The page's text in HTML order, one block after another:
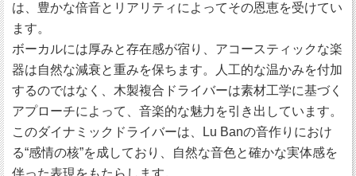
は、豊かな倍音とリアリティによってその恩恵を受けてい
ます。
ボーカルには厚みと存在感が宿り、アコースティックな楽
器は自然な減衰と重みを保ちます。人工的な温かみを付加
するのではなく、木製複合ドライバーは素材工学に基づく
アプローチによって、音楽的な魅力を引き出しています。
このダイナミックドライバーは、Lu Banの音作りにおけ
る“感情の核”を成しており、自然な音色と確かな実体感を